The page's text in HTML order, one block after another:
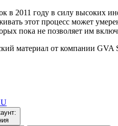
в 2011 году в силу высоких
этот процесс может
пока не позволяет им
материал от компании